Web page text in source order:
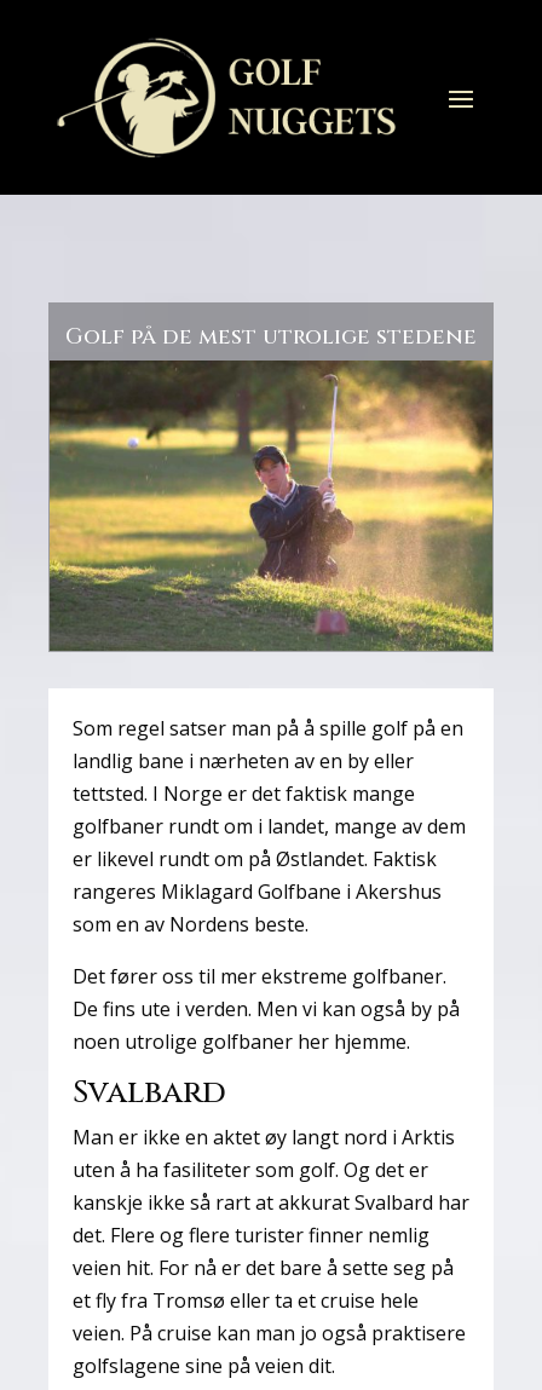
Golf på de mest utrolige stedene
Som regel satser man på å spille golf på en
landlig bane i nærheten av en by eller
tettsted. I Norge er det faktisk mange
golfbaner rundt om i landet, mange av dem
er likevel rundt om på Østlandet. Faktisk
rangeres Miklagard Golfbane i Akershus
som en av Nordens beste.
Det fører oss til mer ekstreme golfbaner.
De fins ute i verden. Men vi kan også by på
noen utrolige golfbaner her hjemme.
Svalbard
Man er ikke en aktet øy langt nord i Arktis
uten å ha fasiliteter som golf. Og det er
kanskje ikke så rart at akkurat Svalbard har
det. Flere og flere turister finner nemlig
veien hit. For nå er det bare å sette seg på
et fly fra Tromsø eller ta et cruise hele
veien. På cruise kan man jo også praktisere
golfslagene sine på veien dit.